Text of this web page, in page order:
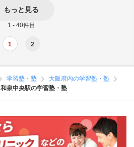
もっと見る
1 - 40件目
1 2
学習塾・塾
大阪府内の学習塾・塾
和泉中央駅の学習塾・塾